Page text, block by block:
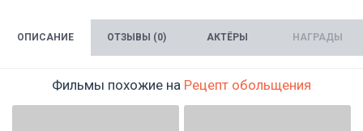
ОПИСАНИЕ ОТЗЫВЫ (0) АКТЁРЫ НАГРАДЫ
Фильмы похожие на Рецепт обольщения